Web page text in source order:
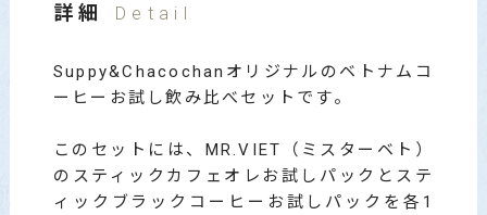
詳細 Detail
Suppy&Chacochanオリジナルのベトナムコ
ーヒーお試し飲み比べセットです。
このセットには、MR.VIET（ミスターベト）
のスティックカフェオレお試しパックとステ
ィックブラックコーヒーお試しパックを各1